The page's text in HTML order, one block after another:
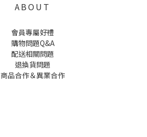
ABOUT
會員專屬好禮
購物問題Q&A
配送相關問題
退換貨問題
商品合作＆異業合作